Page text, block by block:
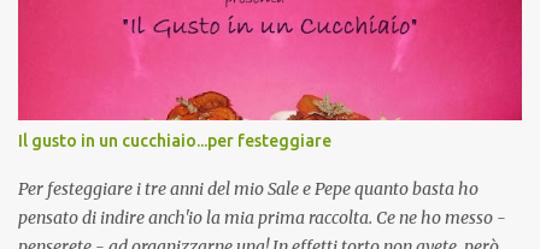
Durante la prima serata dell'evento abbiamo avuto prova della
versatilità di questo ingrediente durante il "2° Concorso
Gastronomico di piatti a base di peperone Roggianese" ideato da
Gina Santagata , presidente dell'associazione Mongolfiera, che ha
visto coinvolte tante associazioni attive sul territorio che hanno
voluto partecipare presentando un loro piatto a base di peperone.
Da giurata del concorso insieme agli chef Francesco Luci e ...
Il gusto in un cucchiaio...per festeggiare
Per festeggiare i tre anni del mio Sale e Pepe quanto basta ho
pensato di indire anch'io la mia prima raccolta. Ce ne ho messo -